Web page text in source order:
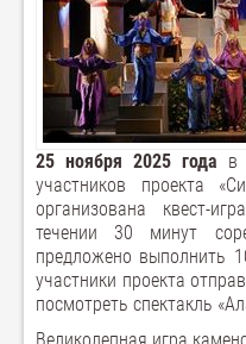
25 ноября 2025 года в
участников проекта
организована квест-
течении 30 минут
предложено выполнить
участники проекта
посмотреть спектакль